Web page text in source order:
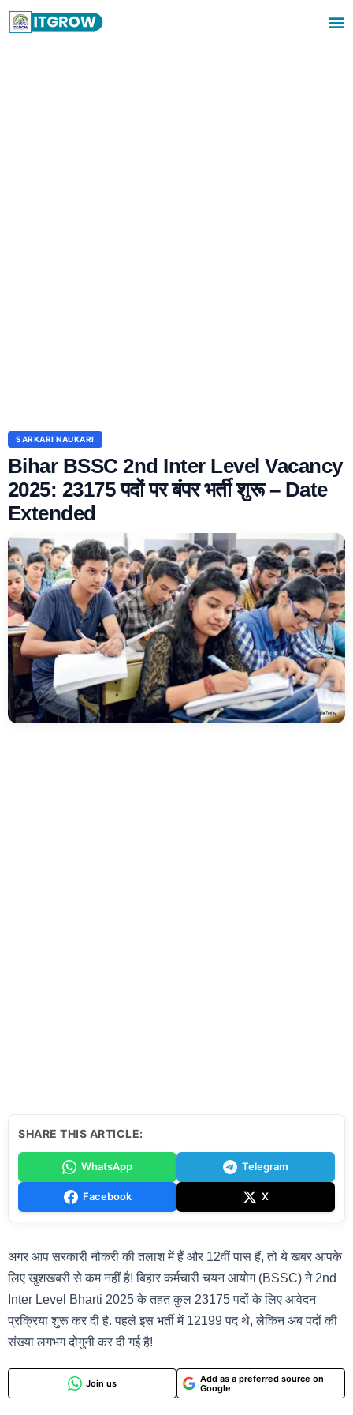
SARKARI NAUKARI
Bihar BSSC 2nd Inter Level Vacancy
2025: 23175 पदों पर बंपर भर्ती शुरू – Date
Extended
SHARE THIS ARTICLE:
WhatsApp Telegram
Facebook X
अगर आप सरकारी नौकरी की तलाश में हैं और 12वीं पास हैं, तो ये खबर आपके
लिए खुशखबरी से कम नहीं है! बिहार कर्मचारी चयन आयोग (BSSC) ने 2nd
Inter Level Bharti 2025 के तहत कुल 23175 पदों के लिए आवेदन
प्रक्रिया शुरू कर दी है. पहले इस भर्ती में 12199 पद थे, लेकिन अब पदों की
संख्या लगभग दोगुनी कर दी गई है!
Join us
Add as a preferred source on
Google